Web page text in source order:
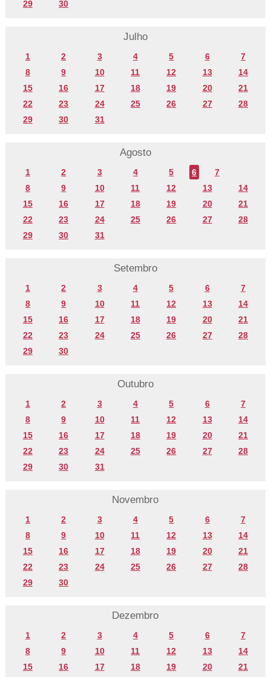
29 30
Julho
1 2 3 4 5 6
7
8
9 10 11 12 13
14
15
16 17 18 19 20
21
22
23 24 25 26 27
28
29
30 31
Agosto
1 2 3 4 5 6
7
8
9 10 11 12 13
14
15
16 17 18 19 20
21
22
23 24 25 26 27
28
29
30 31
Setembro
1 2 3 4 5 6
7
8
9 10 11 12 13
14
15
16 17 18 19 20
21
22
23 24 25 26 27
28
29
30
Outubro
1 2 3 4 5 6
7
8
9 10 11 12 13
14
15
16 17 18 19 20
21
22
23 24 25 26 27
28
29
30 31
Novembro
1 2 3 4 5 6
7
8
9 10 11 12 13
14
15
16 17 18 19 20
21
22
23 24 25 26 27
28
29
30
Dezembro
1 2 3 4 5 6
7
8
9 10 11 12 13
14
15
16 17 18 19 20
21